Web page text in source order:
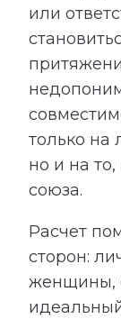
или
только на
но и на
союза.
Расчет
сторон:
женщины,